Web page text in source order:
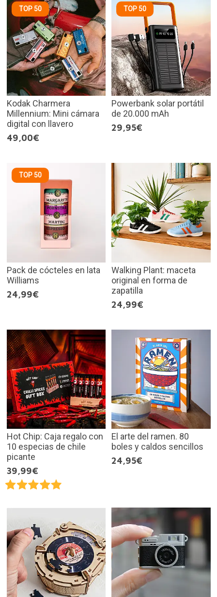
TOP 50
Kodak Charmera
Millennium: Mini cámara
digital con llavero
49,00€
TOP 50
Powerbank solar portátil
de 20.000 mAh
29,95€
TOP 50
Pack de cócteles en lata
Williams
24,99€
Walking Plant: maceta
original en forma de
zapatilla
24,99€
Hot Chip: Caja regalo con
10 especias de chile
picante
39,99€
El arte del ramen. 80
boles y caldos sencillos
24,95€